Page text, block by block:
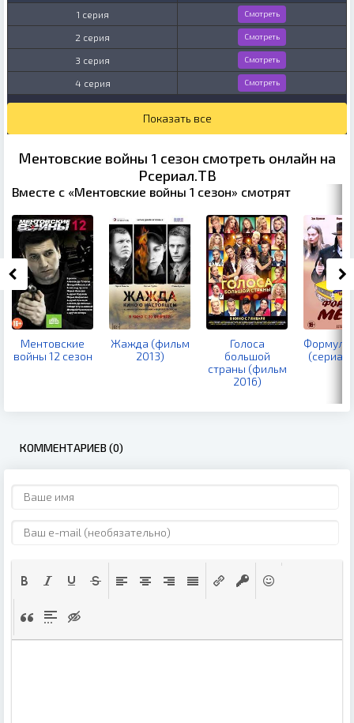
1 серия Смотреть
2 серия Смотреть
3 серия Смотреть
4 серия Смотреть
Показать все
Ментовские войны 1 сезон смотреть онлайн на
Рсериал.ТВ
Вместе с «Ментовские войны 1 сезон» смотрят
Ментовские
войны 12 сезон
Жажда (фильм
2013)
Голоса
большой
страны (фильм
2016)
Формула
(сериал
КОММЕНТАРИЕВ (0)